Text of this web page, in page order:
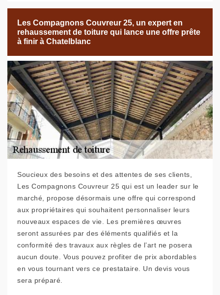
Les Compagnons Couvreur 25, un expert en
rehaussement de toiture qui lance une offre prête
à finir à Chatelblanc
Soucieux des besoins et des attentes de ses clients,
Les Compagnons Couvreur 25 qui est un leader sur le
marché, propose désormais une offre qui correspond
aux propriétaires qui souhaitent personnaliser leurs
nouveaux espaces de vie. Les premières œuvres
seront assurées par des éléments qualifiés et la
conformité des travaux aux règles de l’art ne posera
aucun doute. Vous pouvez profiter de prix abordables
en vous tournant vers ce prestataire. Un devis vous
sera préparé.